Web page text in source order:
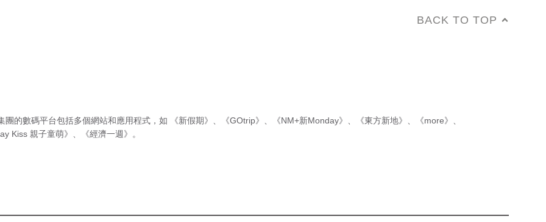
BACK TO TOP
團的數碼平台包括多個網站和應用程式，如 《新假期》 《GOtrip》 《NM+新Monday》 《東方新地》 《more》
Kiss 親子童萌》
《經濟一週》 。